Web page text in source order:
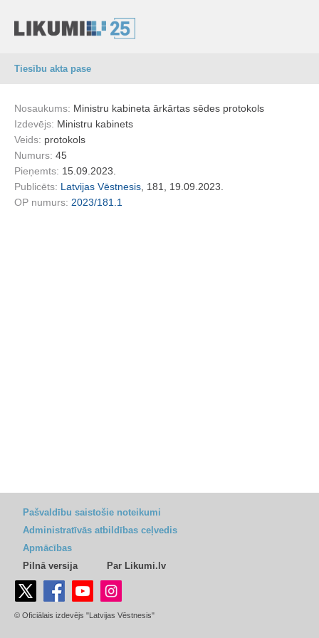
Tiesību akta pase
Nosaukums: Ministru kabineta ārkārtas sēdes protokols
Izdevējs: Ministru kabinets
Veids: protokols
Numurs: 45
Pieņemts: 15.09.2023.
Publicēts: Latvijas Vēstnesis , 181, 19.09.2023.
OP numurs: 2023/181.1
Pašvaldību saistošie noteikumi
Administratīvās atbildības ceļvedis
Apmācības
Pilnā versija
Par Likumi.lv
© Oficiālais izdevējs "Latvijas Vēstnesis"